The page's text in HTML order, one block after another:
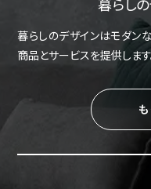
暮らし
暮らしのデザインはモダン
商品とサービスを提供します